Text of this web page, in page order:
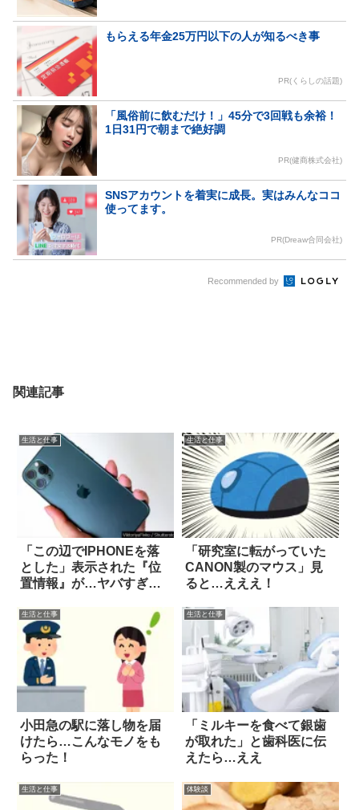
もらえる年金25万円以下の人が知るべき事
PR(くらしの話題)
「風俗前に飲むだけ！」45分で3回戦も余裕！
1日31円で朝まで絶好調
PR(健商株式会社)
SNSアカウントを着実に成長。実はみんなココ
使ってます。
PR(Dreaw合同会社)
Recommended by
関連記事
生活と仕事
「この辺でIPHONEを落
とした」表示された『位
置情報』が…ヤバすぎ
生活と仕事
「研究室に転がっていた
CANON製のマウス」見
ると…えええ！
生活と仕事
小田急の駅に落し物を届
けたら…こんなモノをも
らった！
生活と仕事
「ミルキーを食べて銀歯
が取れた」と歯科医に伝
えたら…ええ
生活と仕事 体験談